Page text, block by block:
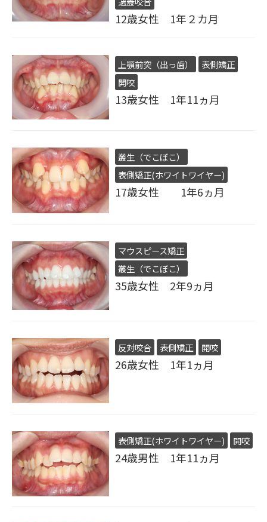
12歳女性 1年２カ月
上顎前突（出っ歯）
表側矯正
開咬
13歳女性 1年11ヵ月
叢生（でこぼこ）
表側矯正(ホワイトワイヤー)
17歳女性 1年6ヵ月
マウスピース矯正
叢生（でこぼこ）
35歳女性 2年9ヵ月
反対咬合 表側矯正 開咬
26歳女性 1年1ヵ月
表側矯正(ホワイトワイヤー) 開咬
24歳男性 1年11ヵ月